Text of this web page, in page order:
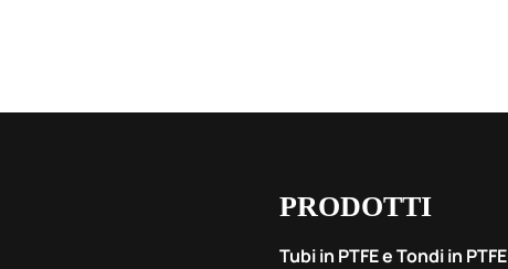
PRODOTTI
Tubi in PTFE e Tondi in PTFE